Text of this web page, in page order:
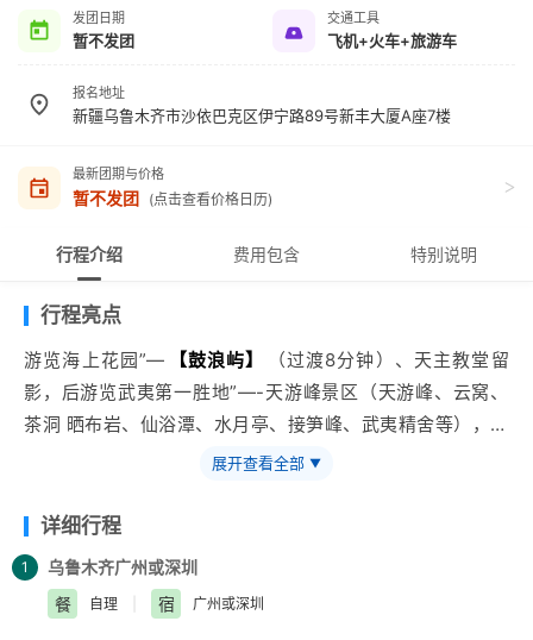
发团日期
暂不发团
交通工具
飞机+火车+旅游车
报名地址
新疆乌鲁木齐市沙依巴克区伊宁路89号新丰大厦A座7楼
最新团期与价格
暂不发团 (点击查看价格日历)
>
行程介绍 费用包含 特别说明
行程亮点
游览海上花园”— 【鼓浪屿】
（过渡8分钟）、天主教堂留
影，后游览武夷第一胜地”—-天游峰景区（天游峰、云窝、
茶洞 晒布岩、仙浴潭、水月亭、接笋峰、武夷精舍等），九
曲溪漂流、泛舟九曲溪。展开查看全部 ▼
详细行程
1 乌鲁木齐广州或深圳
餐
自理 宿 广州或深圳